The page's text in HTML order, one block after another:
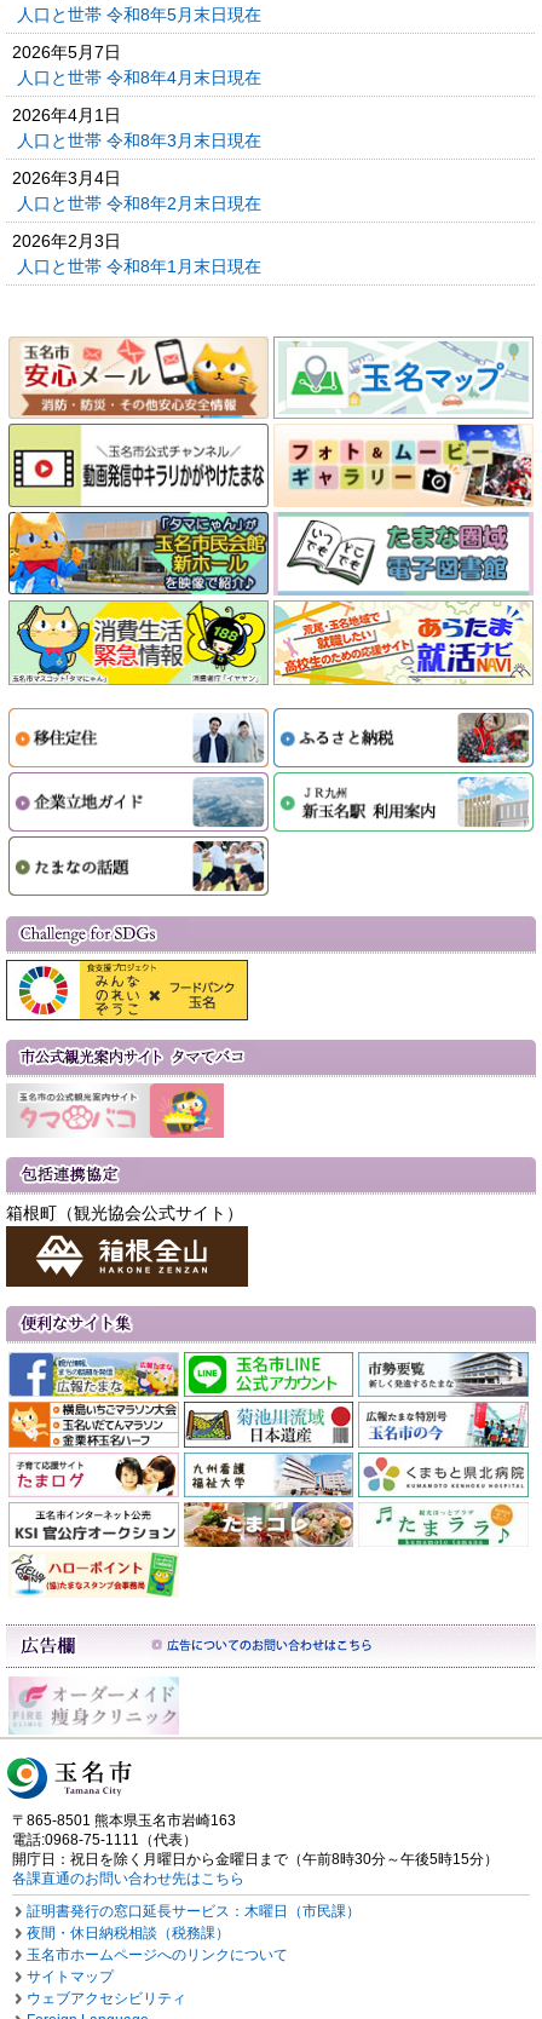
人口と世帯 令和8年5月末日現在
2026年5月7日
人口と世帯 令和8年4月末日現在
2026年4月1日
人口と世帯 令和8年3月末日現在
2026年3月4日
人口と世帯 令和8年2月末日現在
2026年2月3日
人口と世帯 令和8年1月末日現在
箱根町（観光協会公式サイト）
〒865-8501 熊本県玉名市岩崎163
電話:0968-75-1111（代表）
開庁日：祝日を除く月曜日から金曜日まで（午前8時30分～午後5時15分）
各課直通のお問い合わせ先はこちら
証明書発行の窓口延長サービス：木曜日（市民課）
夜間・休日納税相談（税務課）
玉名市ホームページへのリンクについて
サイトマップ
ウェブアクセシビリティ